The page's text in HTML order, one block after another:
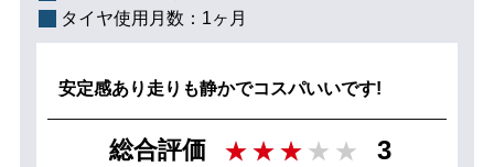
タイヤ使用月数： 1ヶ月
安定感あり走りも静かでコスパいいです!
総合評価 3